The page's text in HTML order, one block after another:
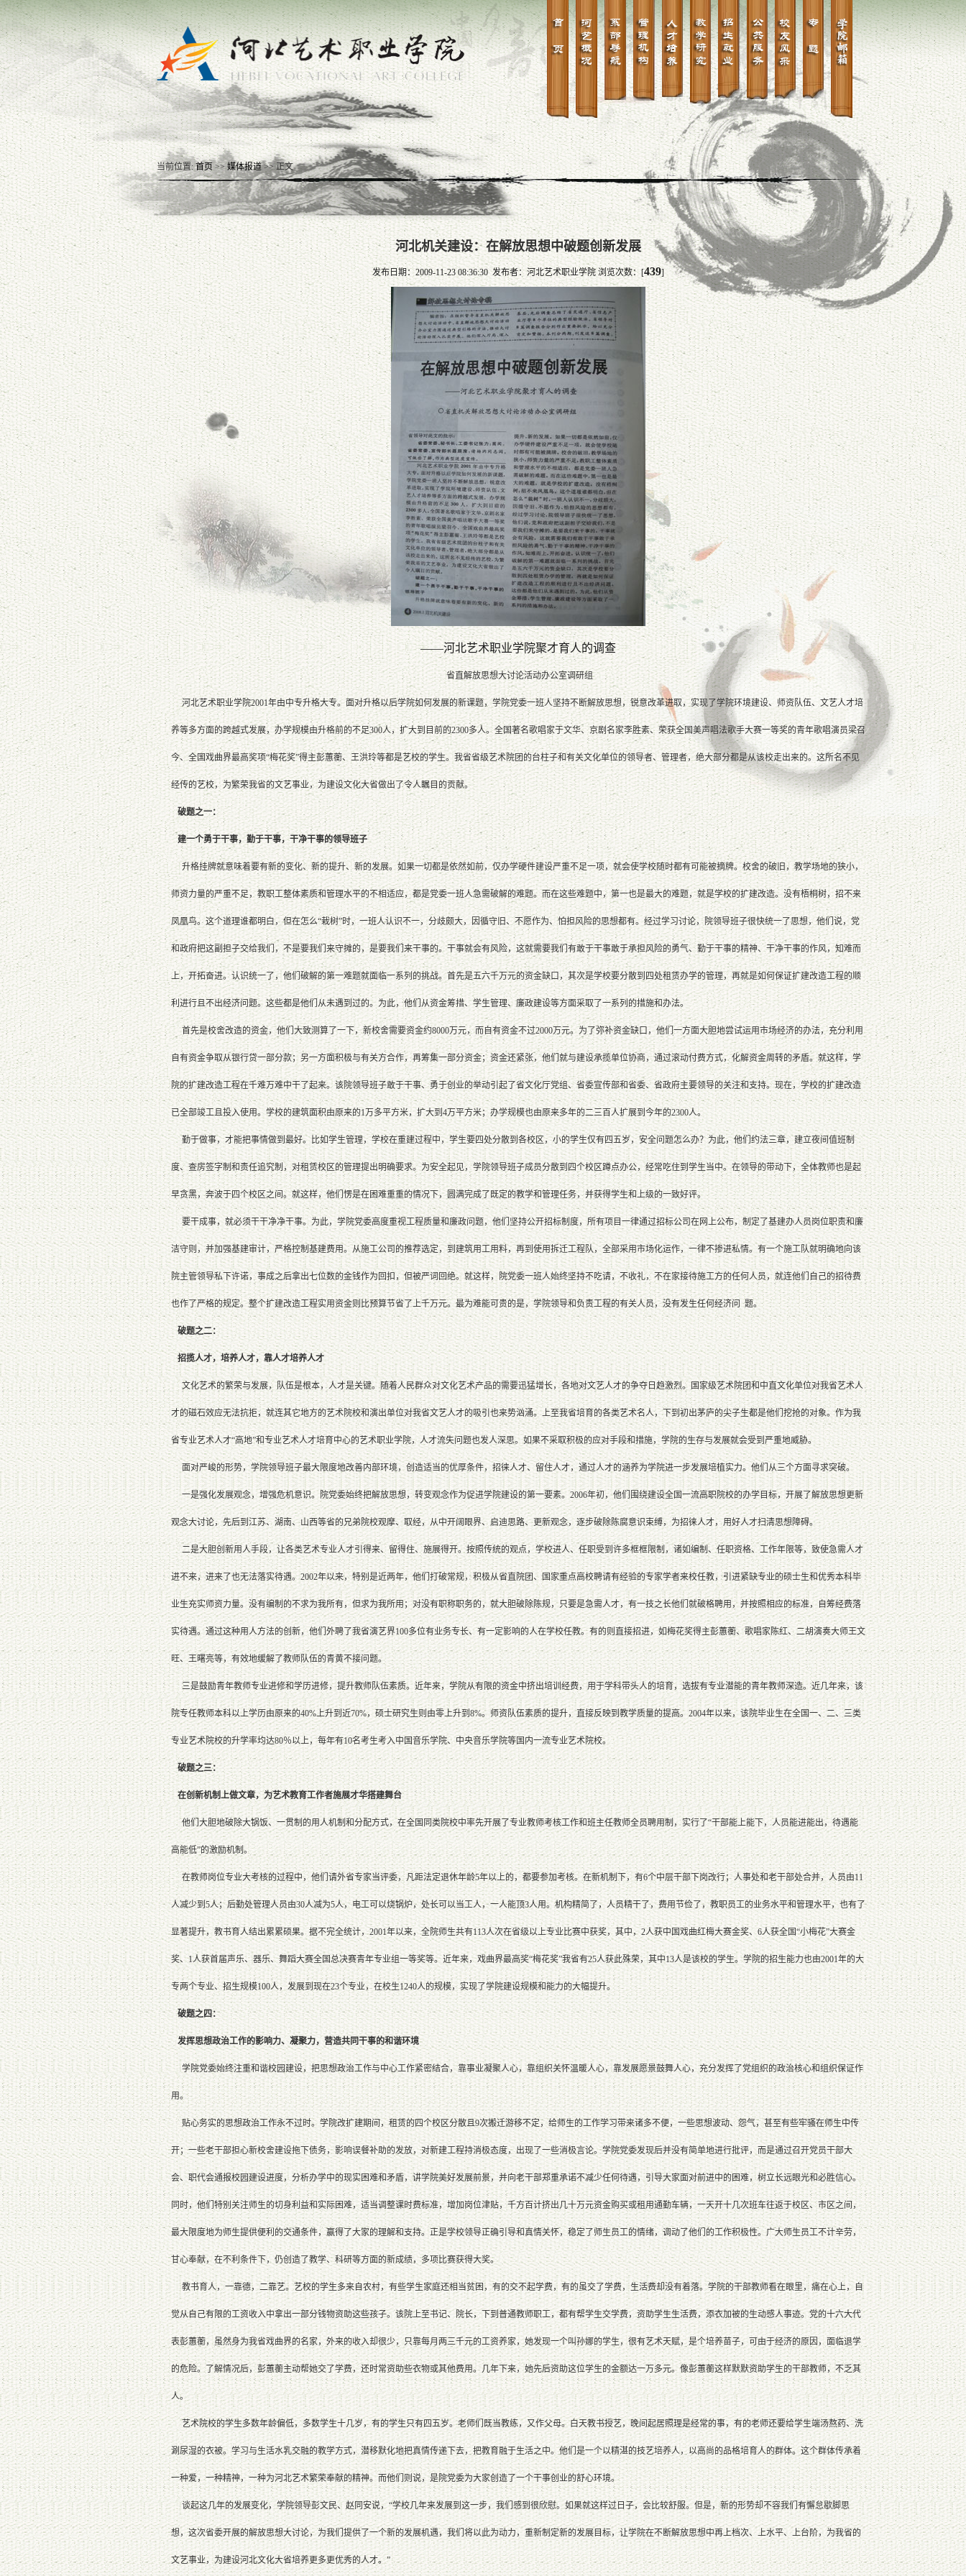
当前位置:首页 >>媒体报道>> 正文
河北机关建设：在解放思想中破题创新发展
发布日期：2009-11-23 08:36:30 发布者：河北艺术职业学院 浏览次数：[439]
——河北艺术职业学院聚才育人的调查
省直解放思想大讨论活动办公室调研组
河北艺术职业学院2001年由中专升格大专。面对升格以后学院如何发展的新课题，学院党委一班人坚持不断解放思想，锐意改革进取，实现了学院环境建设、师资队伍、文艺人才培
养等多方面的跨越式发展，办学规模由升格前的不足300人，扩大到目前的2300多人。全国著名歌唱家于文华、京剧名家李胜素、荣获全国美声唱法歌手大赛一等奖的青年歌唱演员梁召
今、全国戏曲界最高奖项“梅花奖”得主彭蕙蘅、王洪玲等都是艺校的学生。我省省级艺术院团的台柱子和有关文化单位的领导者、管理者，绝大部分都是从该校走出来的。这所名不见
经传的艺校，为繁荣我省的文艺事业，为建设文化大省做出了令人瞩目的贡献。
破题之一：
建一个勇于干事，勤于干事，干净干事的领导班子
升格挂牌就意味着要有新的变化、新的提升、新的发展。如果一切都是依然如前，仅办学硬件建设严重不足一项，就会使学校随时都有可能被摘牌。校舍的破旧，教学场地的狭小，
师资力量的严重不足，教职工整体素质和管理水平的不相适应，都是党委一班人急需破解的难题。而在这些难题中，第一也是最大的难题，就是学校的扩建改造。没有梧桐树，招不来
凤凰鸟。这个道理谁都明白，但在怎么“栽树”时，一班人认识不一，分歧颇大，因循守旧、不愿作为、怕担风险的思想都有。经过学习讨论，院领导班子很快统一了思想，他们说，党
和政府把这副担子交给我们，不是要我们来守摊的，是要我们来干事的。干事就会有风险，这就需要我们有敢于干事敢于承担风险的勇气、勤于干事的精神、干净干事的作风，知难而
上，开拓奋进。认识统一了，他们破解的第一难题就面临一系列的挑战。首先是五六千万元的资金缺口，其次是学校要分散到四处租赁办学的管理，再就是如何保证扩建改造工程的顺
利进行且不出经济问题。这些都是他们从未遇到过的。为此，他们从资金筹措、学生管理、廉政建设等方面采取了一系列的措施和办法。
首先是校舍改造的资金，他们大致测算了一下，新校舍需要资金约8000万元，而自有资金不过2000万元。为了弥补资金缺口，他们一方面大胆地尝试运用市场经济的办法，充分利用
自有资金争取从银行贷一部分款；另一方面积极与有关方合作，再筹集一部分资金；资金还紧张，他们就与建设承揽单位协商，通过滚动付费方式，化解资金周转的矛盾。就这样，学
院的扩建改造工程在千难万难中干了起来。该院领导班子敢于干事、勇于创业的举动引起了省文化厅党组、省委宣传部和省委、省政府主要领导的关注和支持。现在，学校的扩建改造
已全部竣工且投入使用。学校的建筑面积由原来的1万多平方米，扩大到4万平方米；办学规模也由原来多年的二三百人扩展到今年的2300人。
勤于做事，才能把事情做到最好。比如学生管理，学校在重建过程中，学生要四处分散到各校区，小的学生仅有四五岁，安全问题怎么办？为此，他们约法三章，建立夜间值班制
度、查房签字制和责任追究制，对租赁校区的管理提出明确要求。为安全起见，学院领导班子成员分散到四个校区蹲点办公，经常吃住到学生当中。在领导的带动下，全体教师也是起
早贪黑，奔波于四个校区之间。就这样，他们愣是在困难重重的情况下，圆满完成了既定的教学和管理任务，并获得学生和上级的一致好评。
要干成事，就必须干干净净干事。为此，学院党委高度重视工程质量和廉政问题，他们坚持公开招标制度，所有项目一律通过招标公司在网上公布，制定了基建办人员岗位职责和廉
洁守则，并加强基建审计，严格控制基建费用。从施工公司的推荐选定，到建筑用工用料，再到使用拆迁工程队，全部采用市场化运作，一律不掺进私情。有一个施工队就明确地向该
院主管领导私下许诺，事成之后拿出七位数的金钱作为回扣，但被严词回绝。就这样，院党委一班人始终坚持不吃请，不收礼，不在家接待施工方的任何人员，就连他们自己的招待费
也作了严格的规定。整个扩建改造工程实用资金则比预算节省了上千万元。最为难能可贵的是，学院领导和负责工程的有关人员，没有发生任何经济问 题。
破题之二：
招揽人才，培养人才，靠人才培养人才
文化艺术的繁荣与发展，队伍是根本，人才是关键。随着人民群众对文化艺术产品的需要迅猛增长，各地对文艺人才的争夺日趋激烈。国家级艺术院团和中直文化单位对我省艺术人
才的磁石效应无法抗拒，就连其它地方的艺术院校和演出单位对我省文艺人才的吸引也来势汹涌。上至我省培育的各类艺术名人，下到初出茅庐的尖子生都是他们挖抢的对象。作为我
省专业艺术人才“高地”和专业艺术人才培育中心的艺术职业学院，人才流失问题也发人深思。如果不采取积极的应对手段和措施，学院的生存与发展就会受到严重地威胁。
面对严峻的形势，学院领导班子最大限度地改善内部环境，创造适当的优厚条件，招徕人才、留住人才，通过人才的涵养为学院进一步发展培植实力。他们从三个方面寻求突破。
一是强化发展观念，增强危机意识。院党委始终把解放思想，转变观念作为促进学院建设的第一要素。2006年初，他们围绕建设全国一流高职院校的办学目标，开展了解放思想更新
观念大讨论，先后到江苏、湖南、山西等省的兄弟院校观摩、取经，从中开阔眼界、启迪思路、更新观念，逐步破除陈腐意识束缚，为招徕人才，用好人才扫清思想障碍。
二是大胆创新用人手段，让各类艺术专业人才引得来、留得住、施展得开。按照传统的观点，学校进人、任职受到许多框框限制，诸如编制、任职资格、工作年限等，致使急需人才
进不来，进来了也无法落实待遇。2002年以来，特别是近两年，他们打破常规，积极从省直院团、国家重点高校聘请有经验的专家学者来校任教，引进紧缺专业的硕士生和优秀本科毕
业生充实师资力量。没有编制的不求为我所有，但求为我所用；对没有职称职务的，就大胆破除陈规，只要是急需人才，有一技之长他们就破格聘用，并按照相应的标准，自筹经费落
实待遇。通过这种用人方法的创新，他们外聘了我省演艺界100多位有业务专长、有一定影响的人在学校任教。有的则直接招进，如梅花奖得主彭蕙蘅、歌唱家陈红、二胡演奏大师王文
旺、王曙亮等，有效地缓解了教师队伍的青黄不接问题。
三是鼓励青年教师专业进修和学历进修，提升教师队伍素质。近年来，学院从有限的资金中挤出培训经费，用于学科带头人的培育，选拔有专业潜能的青年教师深造。近几年来，该
院专任教师本科以上学历由原来的40%上升到近70%，硕士研究生则由零上升到8%。师资队伍素质的提升，直接反映到教学质量的提高。2004年以来，该院毕业生在全国一、二、三类
专业艺术院校的升学率均达80％以上，每年有10名考生考入中国音乐学院、中央音乐学院等国内一流专业艺术院校。
破题之三：
在创新机制上做文章，为艺术教育工作者施展才华搭建舞台
他们大胆地破除大锅饭、一贯制的用人机制和分配方式，在全国同类院校中率先开展了专业教师考核工作和班主任教师全员聘用制，实行了“干部能上能下，人员能进能出，待遇能
高能低”的激励机制。
在教师岗位专业大考核的过程中，他们请外省专家当评委，凡距法定退休年龄5年以上的，都要参加考核。在新机制下，有6个中层干部下岗改行；人事处和老干部处合并，人员由11
人减少到5人；后勤处管理人员由30人减为5人，电工可以烧锅炉，处长可以当工人，一人能顶3人用。机构精简了，人员精干了，费用节俭了，教职员工的业务水平和管理水平，也有了
显著提升，教书育人结出累累硕果。据不完全统计，2001年以来，全院师生共有113人次在省级以上专业比赛中获奖，其中，2人获中国戏曲红梅大赛金奖、6人获全国“小梅花”大赛金
奖、1人获首届声乐、器乐、舞蹈大赛全国总决赛青年专业组一等奖等。近年来，戏曲界最高奖“梅花奖”我省有25人获此殊荣，其中13人是该校的学生。学院的招生能力也由2001年的大
专两个专业、招生规模100人，发展到现在23个专业，在校生1240人的规模，实现了学院建设规模和能力的大幅提升。
破题之四：
发挥思想政治工作的影响力、凝聚力，营造共同干事的和谐环境
学院党委始终注重和谐校园建设，把思想政治工作与中心工作紧密结合，靠事业凝聚人心，靠组织关怀温暖人心，靠发展愿景鼓舞人心，充分发挥了党组织的政治核心和组织保证作
用。
贴心务实的思想政治工作永不过时。学院改扩建期间，租赁的四个校区分散且9次搬迁游移不定，给师生的工作学习带来诸多不便，一些思想波动、怨气，甚至有些牢骚在师生中传
开；一些老干部担心新校舍建设拖下债务，影响误餐补助的发放，对新建工程持消极态度，出现了一些消极言论。学院党委发现后并没有简单地进行批评，而是通过召开党员干部大
会、职代会通报校园建设进度，分析办学中的现实困难和矛盾，讲学院美好发展前景，并向老干部郑重承诺不减少任何待遇，引导大家面对前进中的困难，树立长远眼光和必胜信心。
同时，他们特别关注师生的切身利益和实际困难，适当调整课时费标准，增加岗位津贴，千方百计挤出几十万元资金购买或租用通勤车辆，一天开十几次班车往返于校区、市区之间，
最大限度地为师生提供便利的交通条件，赢得了大家的理解和支持。正是学校领导正确引导和真情关怀，稳定了师生员工的情绪，调动了他们的工作积极性。广大师生员工不计辛劳，
甘心奉献，在不利条件下，仍创造了教学、科研等方面的新成绩，多项比赛获得大奖。
教书育人，一靠德，二靠艺。艺校的学生多来自农村，有些学生家庭还相当贫困，有的交不起学费，有的虽交了学费，生活费却没有着落。学院的干部教师看在眼里，痛在心上，自
觉从自己有限的工资收入中拿出一部分钱物资助这些孩子。该院上至书记、院长，下到普通教师职工，都有帮学生交学费，资助学生生活费，添衣加被的生动感人事迹。党的十六大代
表彭蕙蘅，虽然身为我省戏曲界的名家，外来的收入却很少，只靠每月两三千元的工资养家，她发现一个叫孙娜的学生，很有艺术天赋，是个培养苗子，可由于经济的原因，面临退学
的危险。了解情况后，彭蕙蘅主动帮她交了学费，还时常资助些衣物或其他费用。几年下来，她先后资助这位学生的金额达一万多元。像彭蕙蘅这样默默资助学生的干部教师，不乏其
人。
艺术院校的学生多数年龄偏低，多数学生十几岁，有的学生只有四五岁。老师们既当教练，又作父母。白天教书授艺，晚间起居照理是经常的事，有的老师还要给学生端汤熬药、洗
涮尿湿的衣被。学习与生活水乳交融的教学方式，潜移默化地把真情传递下去，把教育融于生活之中。他们是一个以精湛的技艺培养人，以高尚的品格培育人的群体。这个群体传承着
一种爱，一种精神，一种为河北艺术繁荣奉献的精神。而他们则说，是院党委为大家创造了一个干事创业的舒心环境。
谈起这几年的发展变化，学院领导彭文民、赵同安说，“学校几年来发展到这一步，我们感到很欣慰。如果就这样过日子，会比较舒服。但是，新的形势却不容我们有懈怠歇脚思
想，这次省委开展的解放思想大讨论，为我们提供了一个新的发展机遇，我们将以此为动力，重新制定新的发展目标，让学院在不断解放思想中再上档次、上水平、上台阶，为我省的
文艺事业，为建设河北文化大省培养更多更优秀的人才。”